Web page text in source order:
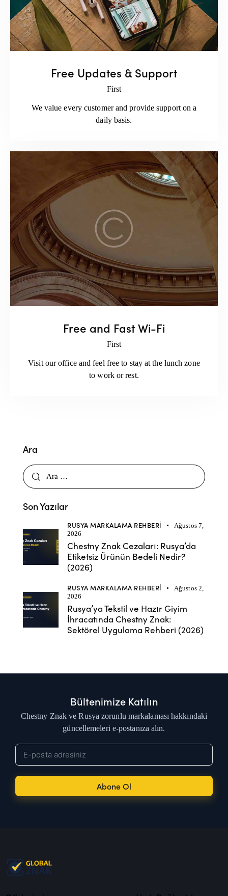
Free Updates & Support
First
We value every customer and provide support on a
daily basis.
Free and Fast Wi-Fi
First
Visit our office and feel free to stay at the lunch zone
to work or rest.
Ara
Son Yazılar
RUSYA MARKALAMA REHBERI
Ağustos 7,
2026
Chestny Znak Cezaları: Rusya’da
Etiketsiz Ürünün Bedeli Nedir?
(2026)
RUSYA MARKALAMA REHBERI
Ağustos 2,
2026
Rusya’ya Tekstil ve Hazır Giyim
İhracatında Chestny Znak:
Sektörel Uygulama Rehberi (2026)
Bültenimize Katılın
Chestny Znak ve Rusya zorunlu markalaması hakkındaki
güncellemeleri e-postanıza alın.
Abone Ol